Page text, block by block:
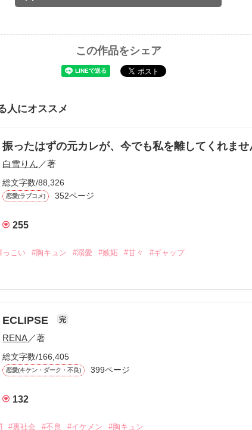
この作品をシェア
人にオススメ
振ったはずの元カレが、今でも私を離してくれま
白雪りん ／著
総文字数/88,326
恋愛(ラブコメ) 352ページ
255
っこい #胸キュン #溺愛 #嫉妬 #甘々 #ギャップ
のが怖かった。
に大好きだった彼を自分から振った。
思っていたのに、
た彼は、隣の学校で”王子様”と呼ばれる人気者になっていた。
のに
ECLIPSE 完
RENA／著
総文字数/166,405
恋愛(キケン・ダーク・不良) 399ページ
132
#裏社会 #不良 #イケメン #胸キュン